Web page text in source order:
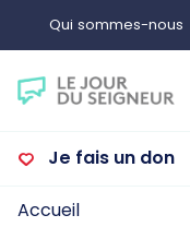
Qui sommes-nous
Je fais un don
Accueil